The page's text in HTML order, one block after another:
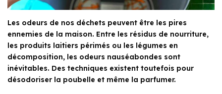
Les odeurs de nos déchets peuvent être les pires
ennemies de la maison. Entre les résidus de nourriture,
les produits laitiers périmés ou les légumes en
décomposition, les odeurs nauséabondes sont
inévitables. Des techniques existent toutefois pour
désodoriser la poubelle et même la parfumer.